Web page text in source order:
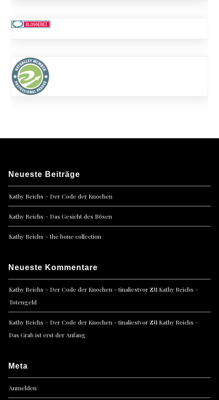
Neueste Beiträge
Kathy Reichs – Der Code der Knochen
Kathy Reichs – Das Gesicht des Bösen
Kathy Reichs – the bone collection
Neueste Kommentare
Kathy Reichs – Der Code der Knochen - tinaliestvorzu Kathy Reichs –
Totengeld
Kathy Reichs – Der Code der Knochen - tinaliestvorzu Kathy Reichs –
Das Grab ist erst der Anfang
Meta
Anmelden